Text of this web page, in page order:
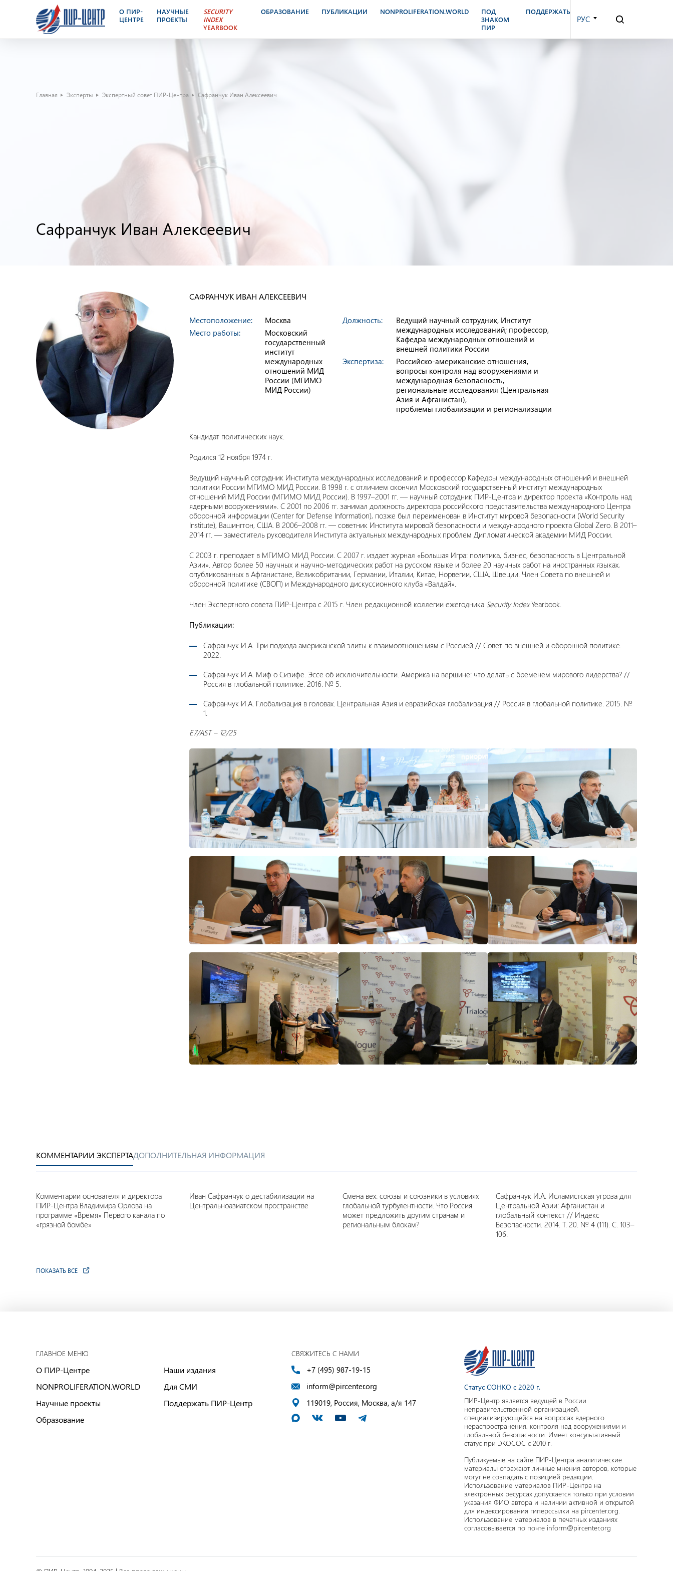
О ПИР-
ЦЕНТРЕ
НАУЧНЫЕ
ПРОЕКТЫ
SECURITY
INDEX
YEARBOOK
ОБРАЗОВАНИЕ ПУБЛИКАЦИИ NONPROLIFERATION.WORLD
ПОД
ЗНАКОМ
ПИР
ПОДДЕРЖАТЬ
РУС
Главная Эксперты Экспертный совет ПИР-Центра Сафранчук Иван Алексеевич
Сафранчук Иван Алексеевич
САФРАНЧУК ИВАН АЛЕКСЕЕВИЧ
Местоположение:
Москва
Место работы:
Московский
государственный
институт
международных
отношений МИД
России (МГИМО
МИД России)
Должность:
Ведущий научный сотрудник, Институт
международных исследований; профессор,
Кафедра международных отношений и
внешней политики России
Экспертиза:
Российско-американские отношения,
вопросы контроля над вооружениями и
международная безопасность,
региональные исследования (Центральная
Азия и Афганистан),
проблемы глобализации и регионализации
Кандидат политических наук.
Родился 12 ноября 1974 г.
Ведущий научный сотрудник Института международных исследований и профессор Кафедры международных отношений и внешней
политики России МГИМО МИД России. В 1998 г. с отличием окончил Московский государственный институт международных
отношений МИД России (МГИМО МИД России). В 1997–2001 гг. — научный сотрудник ПИР-Центра и директор проекта «Контроль над
ядерными вооружениями». С 2001 по 2006 гг. занимал должность директора российского представительства международного Центра
оборонной информации (Center for Defense Information), позже был переименован в Институт мировой безопасности (World Security
Institute), Вашингтон, США. В 2006–2008 гг. — советник Института мировой безопасности и международного проекта Global Zero. В 2011–
2014 гг. — заместитель руководителя Института актуальных международных проблем Дипломатической академии МИД России.
С 2003 г. преподает в МГИМО МИД России. С 2007 г. издает журнал «Большая Игра: политика, бизнес, безопасность в Центральной
Азии». Автор более 50 научных и научно-методических работ на русском языке и более 20 научных работ на иностранных языках,
опубликованных в Афганистане, Великобритании, Германии, Италии, Китае, Норвегии, США, Швеции. Член Совета по внешней и
оборонной политике (СВОП) и Международного дискуссионного клуба «Валдай».
Член Экспертного совета ПИР-Центра с 2015 г. Член редакционной коллегии ежегодника Security IndexYearbook.
Публикации:
Сафранчук И.А. Три подхода американской элиты к взаимоотношениям с Россией // Совет по внешней и оборонной политике.
2022.
Сафранчук И.А. Миф о Сизифе. Эссе об исключительности. Америка на вершине: что делать с бременем мирового лидерства? //
Россия в глобальной политике. 2016. № 5.
Сафранчук И.А. Глобализация в головах. Центральная Азия и евразийская глобализация // Россия в глобальной политике. 2015. №
1.
E7/AST – 12/25
КОММЕНТАРИИ ЭКСПЕРТАДОПОЛНИТЕЛЬНАЯ ИНФОРМАЦИЯ
Комментарии основателя и директора
ПИР-Центра Владимира Орлова на
программе «Время» Первого канала по
«грязной бомбе»
Иван Сафранчук о дестабилизации на
Центральноазиатском пространстве
Смена вех: союзы и союзники в условиях
глобальной турбулентности. Что Россия
может предложить другим странам и
региональным блокам?
Сафранчук И.А. Исламистская угроза для
Центральной Азии: Афганистан и
глобальный контекст // Индекс
Безопасности. 2014. Т. 20. № 4 (111). С. 103–
106.
ПОКАЗАТЬ ВСЕ
ГЛАВНОЕ МЕНЮ
О ПИР-Центре
NONPROLIFERATION.WORLD
Научные проекты
Образование
Наши издания
Для СМИ
Поддержать ПИР-Центр
СВЯЖИТЕСЬ С НАМИ
+7 (495) 987-19-15
inform@pircenter.org
119019, Россия, Москва, а/я 147
Статус СОНКО с 2020 г.
ПИР-Центр является ведущей в России
неправительственной организацией,
специализирующейся на вопросах ядерного
нераспространения, контроля над вооружениями и
глобальной безопасности. Имеет консультативный
статус при ЭКОСОС с 2010 г.
Публикуемые на сайте ПИР-Центра аналитические
материалы отражают личные мнения авторов, которые
могут не совпадать с позицией редакции.
Использование материалов ПИР-Центра на
электронных ресурсах допускается только при условии
указания ФИО автора и наличии активной и открытой
для индексирования гиперссылки на pircenter.org.
Использование материалов в печатных изданиях
согласовывается по почте inform@pircenter.org